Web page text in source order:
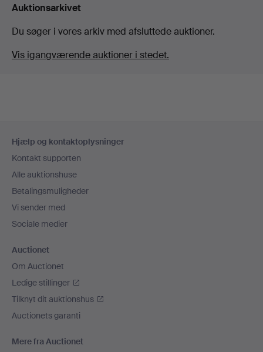
Auktionsarkivet
Du søger i vores arkiv med afsluttede auktioner.
Vis igangværende auktioner i stedet.
Hjælp og kontaktoplysninger
Kontakt supporten
Alle auktionshuse
Betalingsmuligheder
Vi sender med
Sociale medier
Auctionet
Om Auctionet
Ledige stillinger
Tilknyt dit auktionshus
Auctionets garanti
Mere fra Auctionet